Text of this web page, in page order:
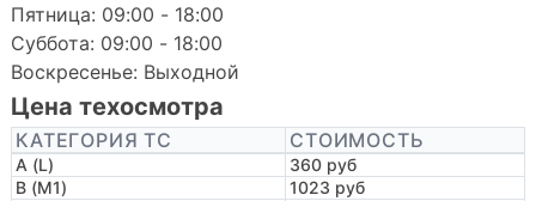
Пятница: 09:00 - 18:00
Суббота: 09:00 - 18:00
Воскресенье: Выходной
Цена техосмотра
КАТЕГОРИЯ ТС СТОИМОСТЬ
A (L)
360 руб
B (M1)
1023 руб